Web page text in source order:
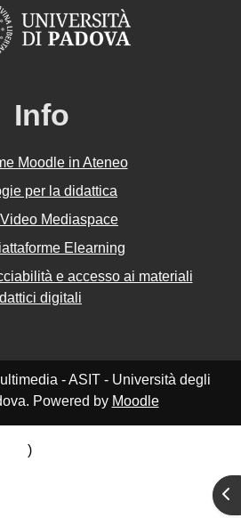
Info
Moodle in Ateneo
per la didattica
Mediaspace
Elearning
e accesso ai materiali
digitali
- ASIT - Università degli
Powered by Moodle
)